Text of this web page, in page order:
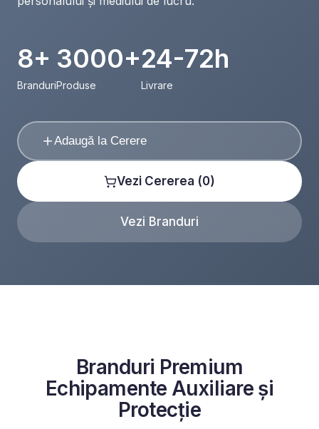
8+
Branduri
3000+
Produse
24-72h
Livrare
Adaugă la Cerere
Vezi Cererea (0)
Vezi Branduri
Branduri Premium
Echipamente Auxiliare și
Protecție